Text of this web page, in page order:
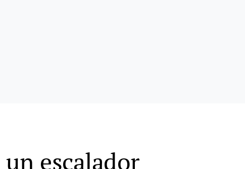
escalador